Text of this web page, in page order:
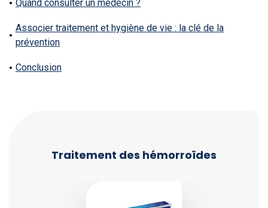
Quand consulter un médecin ?
Associer traitement et hygiène de vie : la clé de la
prévention
Conclusion
Traitement des hémorroïdes